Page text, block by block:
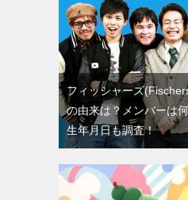
フィッシャーズ
の由来は？メンバーは
生年月日も調査！